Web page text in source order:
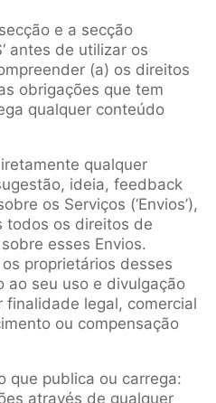
e a secção
antes de utilizar os
(a) os direitos
obrigações que tem
qualquer conteúdo
qualquer
ideia, feedback
os Serviços (‘Envios’),
todos os direitos de
esses Envios.
proprietários desses
ao seu uso e divulgação
finalidade legal, comercial
ou compensação
que publica ou carrega:
através de qualquer